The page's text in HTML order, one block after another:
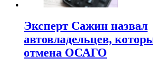
Эксперт Сажин назвал
автовладельцев,
отмена ОСАГО